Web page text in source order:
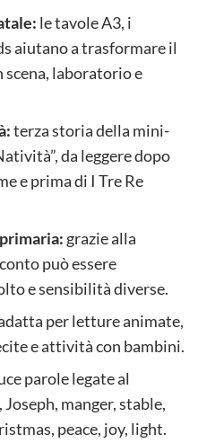
le tavole A3, i
aiutano a trasformare il
scena, laboratorio e
terza storia della mini-
da leggere dopo
e prima di I Tre Re
grazie alla
può essere
e sensibilità diverse.
per letture animate,
e attività con bambini.
parole legate al
manger, stable,
peace, joy, light.